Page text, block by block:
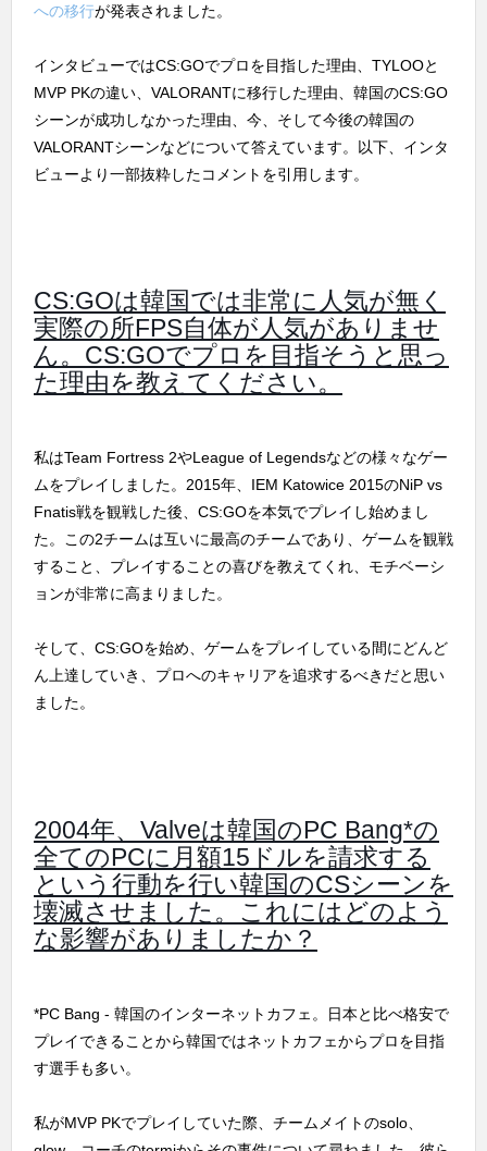
への移行が発表されました。
インタビューではCS:GOでプロを目指した理由、TYLOOと
MVP PKの違い、VALORANTに移行した理由、韓国のCS:GO
シーンが成功しなかった理由、今、そして今後の韓国の
VALORANTシーンなどについて答えています。以下、インタ
ビューより一部抜粋したコメントを引用します。
CS:GOは韓国では非常に人気が無く
実際の所FPS自体が人気がありませ
ん。CS:GOでプロを目指そうと思っ
た理由を教えてください。
私はTeam Fortress 2やLeague of Legendsなどの様々なゲー
ムをプレイしました。2015年、IEM Katowice 2015のNiP vs
Fnatis戦を観戦した後、CS:GOを本気でプレイし始めまし
た。この2チームは互いに最高のチームであり、ゲームを観戦
すること、プレイすることの喜びを教えてくれ、モチベーシ
ョンが非常に高まりました。
そして、CS:GOを始め、ゲームをプレイしている間にどんど
ん上達していき、プロへのキャリアを追求するべきだと思い
ました。
2004年、Valveは韓国のPC Bang*の
全てのPCに月額15ドルを請求する
という行動を行い韓国のCSシーンを
壊滅させました。これにはどのよう
な影響がありましたか？
*PC Bang - 韓国のインターネットカフェ。日本と比べ格安で
プレイできることから韓国ではネットカフェからプロを目指
す選手も多い。
私がMVP PKでプレイしていた際、チームメイトのsolo、